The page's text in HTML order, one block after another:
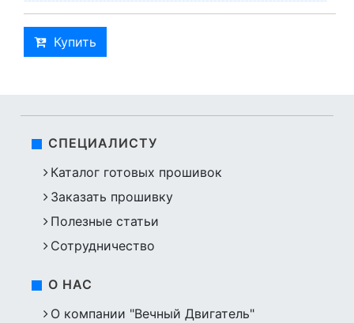
Купить
СПЕЦИАЛИСТУ
Каталог готовых прошивок
Заказать прошивку
Полезные статьи
Сотрудничество
О НАС
О компании "Вечный Двигатель"